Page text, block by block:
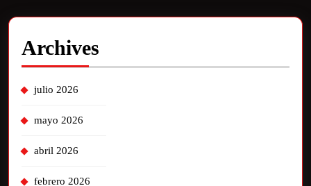
Archives
julio 2026
mayo 2026
abril 2026
febrero 2026